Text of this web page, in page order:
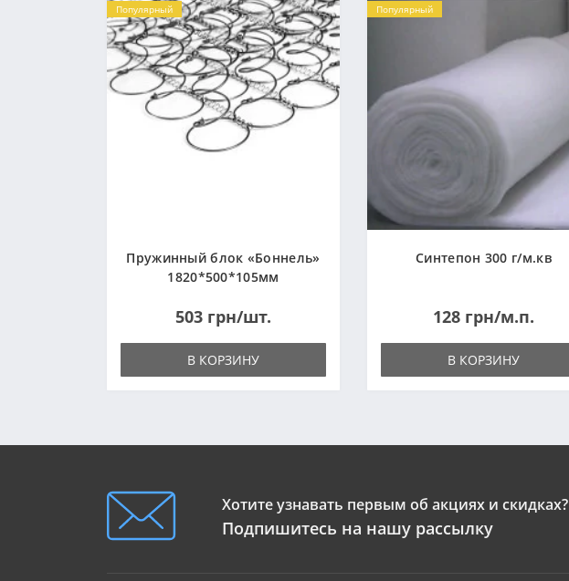
Популярный
Пружинный блок «Боннель»
1820*500*105мм
503 грн/шт.
В КОРЗИНУ
Популярный
Синтепон 300 г/м.кв
128 грн/м.п.
В КОРЗИНУ
Хотите узнавать первым об акциях и скидках?
Подпишитесь на нашу рассылку